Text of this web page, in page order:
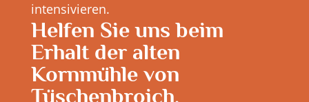
intensivieren.
Helfen Sie uns beim
Erhalt der alten
Kornmühle von
Tüschenbroich.